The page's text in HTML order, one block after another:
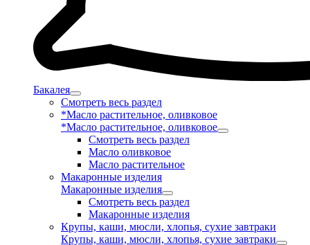
Бакалея
Смотреть весь раздел
*Масло растительное, оливковое
*Масло растительное, оливковое
Смотреть весь раздел
Масло оливковое
Масло растительное
Макаронные изделия
Макаронные изделия
Смотреть весь раздел
Макаронные изделия
Крупы, каши, мюсли, хлопья, сухие завтраки
Крупы, каши, мюсли, хлопья, сухие завтраки